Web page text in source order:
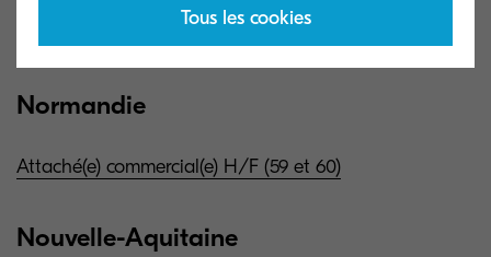
Normandie
Attaché(e) commercial(e) H/F (59 et 60)
Nouvelle-Aquitaine
Tous les cookies